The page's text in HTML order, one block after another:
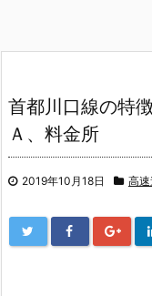
首都川口線の特
Ａ、料金所
2019年10月18日 高